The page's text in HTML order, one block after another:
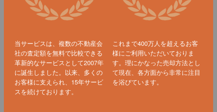
当サービスは、複数の不動産会
社の査定額を無料で比較できる
革新的なサービスとして2007年
に誕生しました。以来、多くの
お客様に支えられ、15年サービ
スを続けております。
これまで400万人を超えるお客
様にご利用いただいておりま
す。理にかなった売却方法とし
て現在、各方面から非常に注目
を浴びています。